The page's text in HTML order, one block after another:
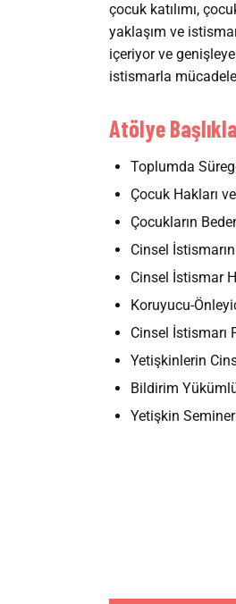
çocuk katılımı,
yaklaşım ve
içeriyor ve
istismarla
Atölye
Toplumda
Çocuk Hakları
Çocukların
Cinsel
Cinsel İstismar
Koruyucu-
Cinsel İstismarı
Yetişkinlerin
Bildirim
Yetişkin